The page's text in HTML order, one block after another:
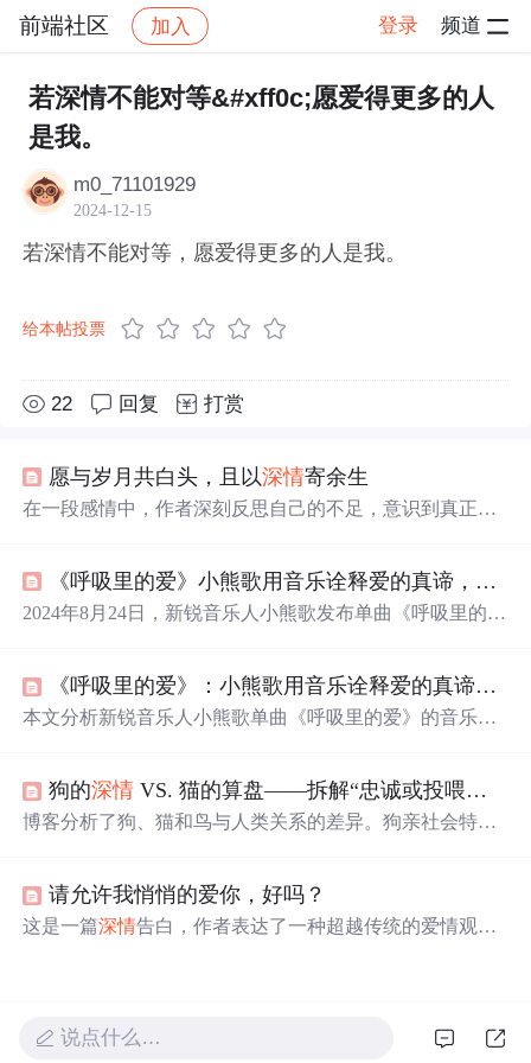
前端社区 加入 登录 频道
社区 前端社区 感慨 帖子详情
若深情不能对等&#xff0c;愿爱得更多的人
是我。
m0_71101929
2024-12-15
若深情不能对等，愿爱得更多的人是我。
给本帖投票
22 回复 打赏
愿与岁月共白头，且以深情寄余生
在一段感情中，作者深刻反思自己的不足，意识到真正的
的人。
《呼吸里的爱》小熊歌用音乐诠释爱的真谛，在平凡中感受
2024年8月24日，新锐音乐人小熊歌发布单曲《呼吸里的
暖力量，引发关于爱情、成长和救赎的思考，带来共鸣与
力量。
《呼吸里的爱》：小熊歌用音乐诠释爱的真谛，在平凡中感受
本文分析新锐音乐人小熊歌单曲《呼吸里的爱》的音乐构
计，探讨旋律结构、歌词叙事逻辑与声音表现力如何共同
构建内敛深情 的听觉体验。
狗的深情 VS. 猫的算盘——拆解“忠诚或投喂机”背后的人宠密码
博客分析了狗、猫和鸟与人类关系的差异。狗亲社会特征
给出让关系越过“投喂机”的实用指南，强调爱与算计不矛
盾。
请允许我悄悄的爱你，好吗？
这是一篇深情告白，作者表达了一种超越传统的爱情观
说点什么…